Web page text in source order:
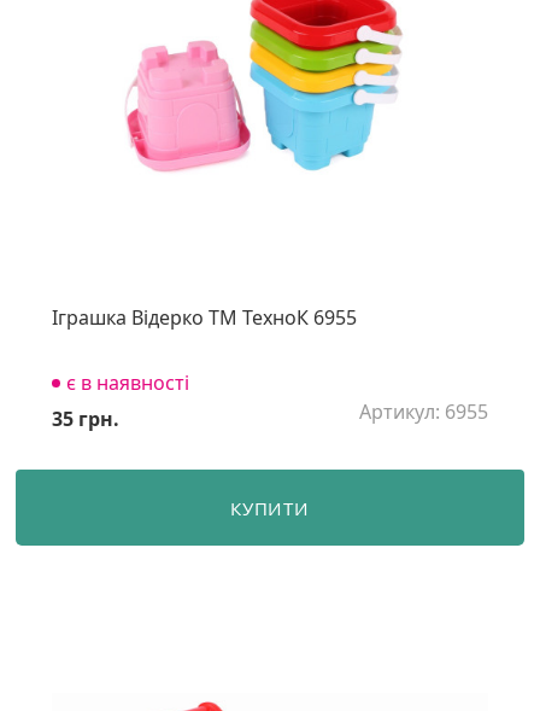
Іграшка Відерко ТМ ТехноК 6955
є в наявності
Артикул: 6955
35 грн.
КУПИТИ